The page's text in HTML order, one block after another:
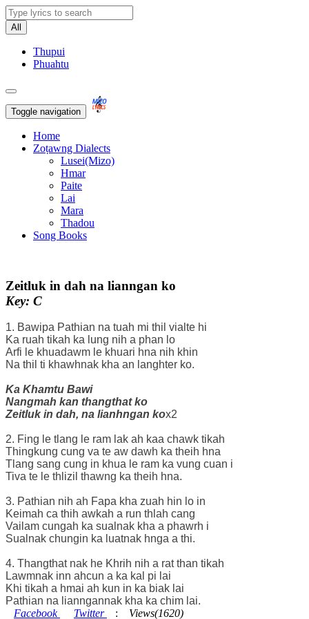
All
Thupui
Phuahtu
Toggle navigation
Home
Zoṭawng Dialects
Lusei(Mizo)
Hmar
Paite
Lai
Mara
Thadou
Song Books
Zeitluk in dah na lianngan ko
Key: C
1. Bawipa Pathian na tuah mi thil vialte hi
Ka ruah tikah ka lung nih a phan lo
Arfi le khuadawm le khuari hna nih khin
Na thil ti khawhnak kha an langhter ko.
Ka Khamtu Bawi
Nangmah kan thangthat ko
Zeitluk in dah, na lianhngan kox2
2. Fing le tlang le ram lak ah kaa chawk tikah
Thingkung cung va te aw dawh ka theih hna
Tlang sang cung in khua le ram ka vung cuan i
Tiva te le thlizil thawng ka theih hna.
3. Pathian nih ah Fapa kha zuah hin lo in
Keimah ca thih awkah a run thlah cang
Vailam cungah ka sualnak kha a phawrh i
Sualnak chungin ka luatnak hnga a thi.
4. Thangthat nak he Khrih nih a rat than tikah
Lawmnak inn ahcun a ka kal pi lai
Khi tikah a hmai ah kun in ka biak lai
Pathian na lianngannak kha ka chim lai.
Facebook
Twitter : Views(1620)